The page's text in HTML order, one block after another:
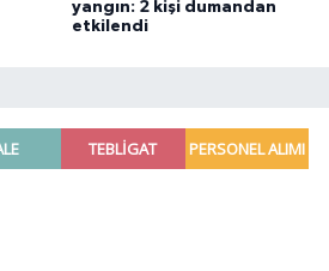
yangın: 2 kişi dumandan
etkilendi